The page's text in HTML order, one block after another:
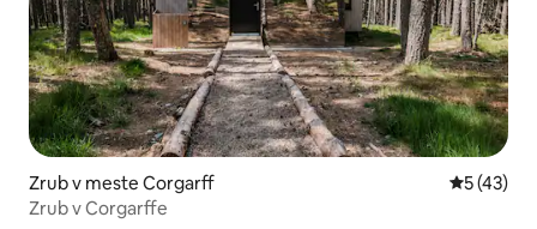
Zrub v meste Corgarff
5 (43)
Zrub v Corgarffe